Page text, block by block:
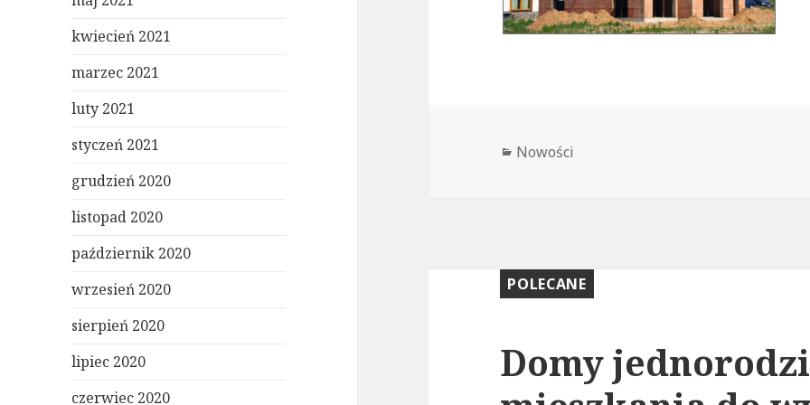
kwiecień 2021
marzec 2021
luty 2021
styczeń 2021
grudzień 2020
listopad 2020
październik 2020
wrzesień 2020
sierpień 2020
lipiec 2020
czerwiec 2020
Kategorie
Nowości
Domy
POLECANE